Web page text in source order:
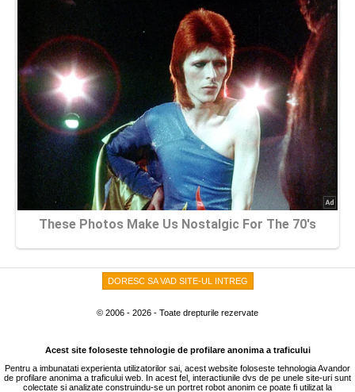
DORESC SA VAD SITE-UL INTREG
© 2006 - 2026 - Toate drepturile rezervate
Acest site foloseste tehnologie de profilare anonima a traficului
Pentru a imbunatati experienta utilizatorilor sai, acest website foloseste tehnologia Avandor
de profilare anonima a traficului web. In acest fel, interactiunile dvs de pe unele site-uri sunt
colectate si analizate construindu-se un portret robot anonim ce poate fi utilizat la